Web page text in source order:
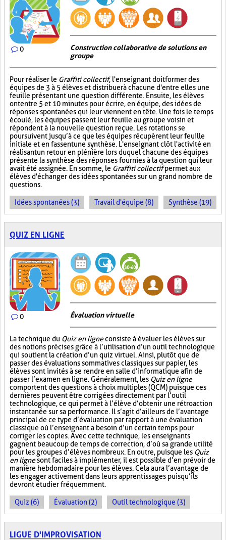
0
Construction collaborative de solutions en
groupe
Pour réaliser le Graffiti collectif, l'enseignant doit former des
équipes de 3 à 5 élèves et distribuer à chacune d'entre elles une
feuille présentant une question différente. Ensuite, les élèves
ont entre 5 et 10 minutes pour écrire, en équipe, des idées de
réponses spontanées qui leur viennent en tête. Une fois le temps
écoulé, les équipes passent leur feuille au groupe voisin et
répondent à la nouvelle question reçue. Les rotations se
poursuivent jusqu’à ce que les équipes récupèrent leur feuille
initiale et en fassent une synthèse. L'enseignant clôt l'activité en
réalisant un retour en plénière lors duquel chacune des équipes
présente la synthèse des réponses fournies à la question qui leur
avait été assignée. En somme, le Graffiti collectifpermet aux
élèves d'échanger des idées spontanées sur un grand nombre de
questions.
Idées spontanées (3) Travail d'équipe (8) Synthèse (19)
QUIZ EN LIGNE
0 Évaluation virtuelle
La technique du Quiz en ligneconsiste à évaluer les élèves sur
des notions précises grâce à l’utilisation d’un outil technologique
qui soutient la création d’un quiz virtuel. Ainsi, plutôt que de
passer des évaluations sommatives classiques sur papier, les
élèves sont invités à se rendre en salle d’informatique afin de
passer l’examen en ligne. Généralement, les Quiz en ligne
comportent des questions à choix multiples (QCM) puisque ces
dernières peuvent être corrigées directement par l’outil
technologique, ce qui permet à l’élève d’obtenir une rétroaction
instantanée sur sa performance. Il s’agit d’ailleurs de l’avantage
principal de ce type d’évaluation par rapport à une évaluation
classique où l’enseignant a besoin d’un certain temps pour
corriger les copies. Avec cette technique, les enseignants
gagnent beaucoup de temps de correction, d’où sa grande utilité
pour les groupes d’élèves nombreux. En outre, puisque les Quiz
en lignesont faciles à implémenter, il est possible d’en prévoir de
manière hebdomadaire pour les élèves. Cela aura l’avantage de
les engager activement dans leurs apprentissages puisqu’ils
devront étudier fréquemment.
Quiz (6) Évaluation (2) Outil technologique (3)
LIGUE D'IMPROVISATION